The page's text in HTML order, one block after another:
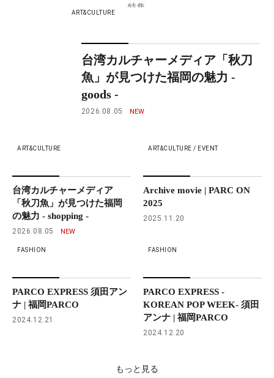
特集
ART&CULTURE
台湾カルチャーメディア「秋刀
魚」が見つけた福岡の魅力 -
goods -
2026.08.05
ART&CULTURE
台湾カルチャーメディア
「秋刀魚」が見つけた福岡
の魅力 - shopping -
2026.08.05
ART&CULTURE / EVENT
Archive movie | PARC ON
2025
2025.11.20
FASHION
PARCO EXPRESS 須田アン
ナ | 福岡PARCO
2024.12.21
FASHION
PARCO EXPRESS -
KOREAN POP WEEK- 須田
アンナ | 福岡PARCO
2024.12.20
もっと見る